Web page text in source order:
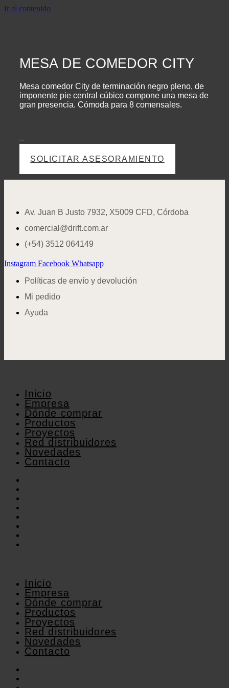
Ir al contenido
MESA DE COMEDOR CITY
Mesa comedor City de terminación negro pleno, de
imponente pie central cúbico compone una mesa de
gran presencia. Cómoda para 8 comensales.
–
SOLICITAR ASESORAMIENTO
Av. Juan B Justo 7932, X5009 CFD, Córdoba
comercial@drift.com.ar
(+54) 3512 064149
Instagram Facebook Whatsapp
Políticas de envío y devolución
Mi pedido
Ayuda
Inicio
Empresa
Dónde comprar
Productos
Proyectos
Red distribuidores
Novedades
Contacto
Inicio
Empresa
Dónde comprar
Productos
Proyectos
Red distribuidores
Novedades
Contacto